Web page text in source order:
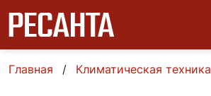
Главная Климатическая техника